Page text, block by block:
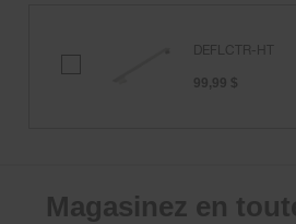
DEFLCTR-HT
99,99 $
Magasinez en